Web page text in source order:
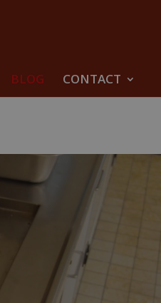
BLOG CONTACT